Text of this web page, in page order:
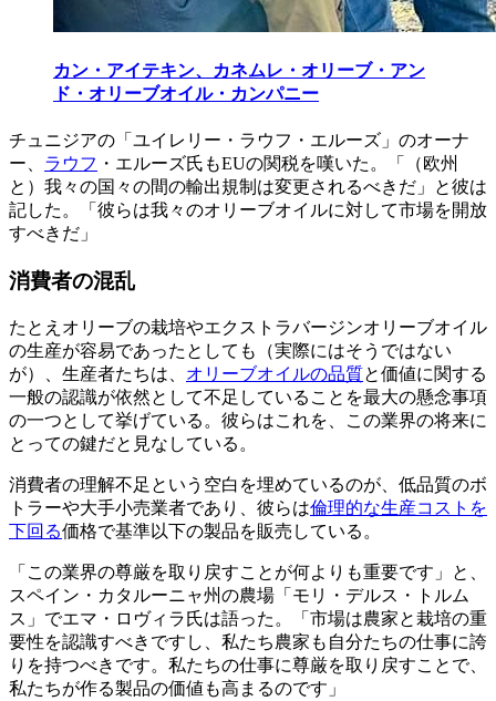
カン・アイテキン、カネムレ・オリーブ・アン
ド・オリーブオイル・カンパニー
チュニジアの「ユイレリー・ラウフ・エルーズ」のオーナ
ー、 ラウフ ・エルーズ氏もEUの関税を嘆いた。「（欧州
と）我々の国々の間の輸出規制は変更されるべきだ」と彼は
記した。「彼らは我々のオリーブオイルに対して市場を開放
すべきだ」
消費者の混乱
たとえオリーブの栽培やエクストラバージンオリーブオイル
の生産が容易であったとしても（実際にはそうではない
が）、生産者たちは、 オリーブオイルの品質と価値に関する
一般の認識が依然として不足していることを最大の懸念事項
の一つとして挙げている。彼らはこれを、この業界の将来に
とっての鍵だと見なしている。
消費者の理解不足という空白を埋めているのが、低品質のボ
トラーや大手小売業者であり、彼らは倫理的な生産コストを
下回る価格で基準以下の製品を販売している。
「この業界の尊厳を取り戻すことが何よりも重要です」と、
スペイン・カタルーニャ州の農場「モリ・デルス・トルム
ス」でエマ・ロヴィラ氏は語った。「市場は農家と栽培の重
要性を認識すべきですし、私たち農家も自分たちの仕事に誇
りを持つべきです。私たちの仕事に尊厳を取り戻すことで、
私たちが作る製品の価値も高まるのです」